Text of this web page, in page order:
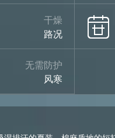
干燥
路况
无需防护
风寒